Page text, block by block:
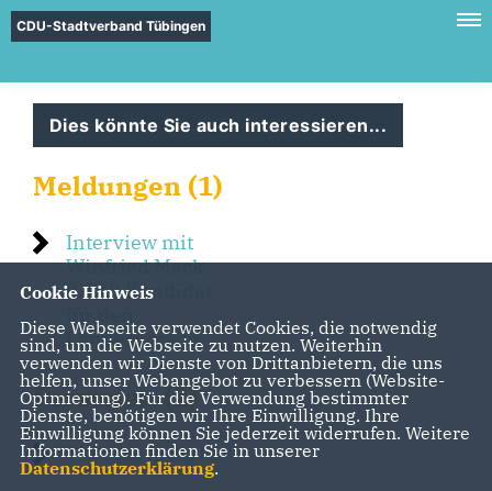
CDU-Stadtverband Tübingen
Dies könnte Sie auch interessieren...
Meldungen (1)
Interview mit
Winfried Mack
(CDU) Kandidat
für den
Landesvorsitz
Personen (2)
Thomas Aicheler
Cookie Hinweis
Diese Webseite verwendet Cookies, die notwendig
sind, um die Webseite zu nutzen. Weiterhin
verwenden wir Dienste von Drittanbietern, die uns
helfen, unser Webangebot zu verbessern (Website-
Optmierung). Für die Verwendung bestimmter
Dienste, benötigen wir Ihre Einwilligung. Ihre
Einwilligung können Sie jederzeit widerrufen. Weitere
Informationen finden Sie in unserer
Datenschutzerklärung.